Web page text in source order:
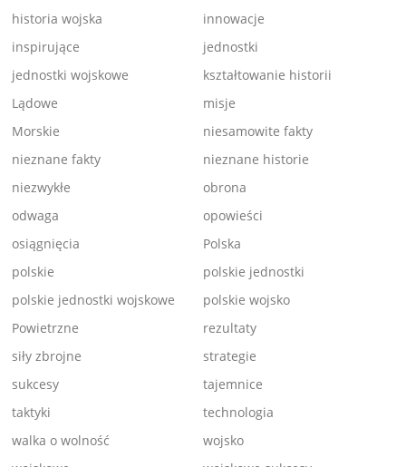
historia wojska
innowacje
inspirujące
jednostki
jednostki wojskowe
kształtowanie historii
Lądowe
misje
Morskie
niesamowite fakty
nieznane fakty
nieznane historie
niezwykłe
obrona
odwaga
opowieści
osiągnięcia
Polska
polskie
polskie jednostki
polskie jednostki wojskowe
polskie wojsko
Powietrzne
rezultaty
siły zbrojne
strategie
sukcesy
tajemnice
taktyki
technologia
walka o wolność
wojsko